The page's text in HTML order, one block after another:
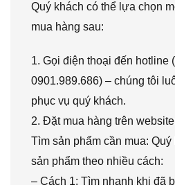
Quý khách có thể lựa chọn
mua hàng sau:
1. Gọi điện thoại đến hotline
0901.989.686) – chúng tôi
phục vụ quý khách.
2. Đặt mua hàng trên
Tìm sản phẩm cần mua:
sản phẩm theo nhiều cách:
– Cách 1: Tìm nhanh khi đã